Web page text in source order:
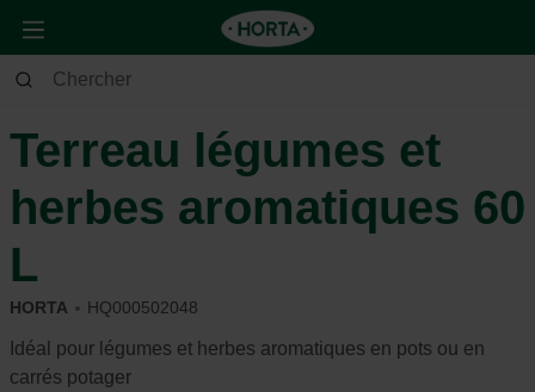
Jardin Jardin d’ornement
Terreau légumes et
herbes aromatiques 60
L
HORTA HQ000502048
Idéal pour légumes et herbes aromatiques en pots ou en
carrés potager